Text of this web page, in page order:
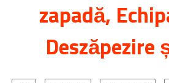
zapadă,
Deszăpezire